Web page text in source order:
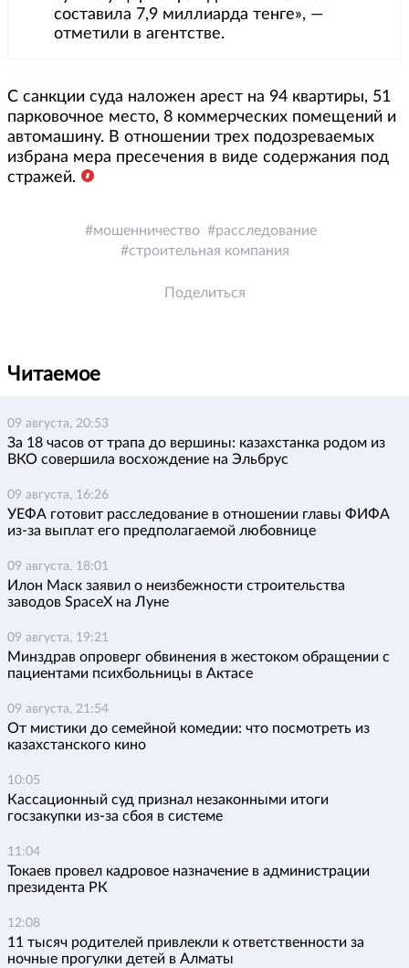
составила 7,9 миллиарда тенге», —
отметили в агентстве.
С санкции суда наложен арест на 94 квартиры, 51
парковочное место, 8 коммерческих помещений и
автомашину. В отношении трех подозреваемых
избрана мера пресечения в виде содержания под
стражей.
мошенничество
расследование
строительная компания
Поделиться
Читаемое
09 августа, 20:53
За 18 часов от трапа до вершины: казахстанка родом из
ВКО совершила восхождение на Эльбрус
09 августа, 16:26
УЕФА готовит расследование в отношении главы ФИФА
из-за выплат его предполагаемой любовнице
09 августа, 18:01
Илон Маск заявил о неизбежности строительства
заводов SpaceX на Луне
09 августа, 19:21
Минздрав опроверг обвинения в жестоком обращении с
пациентами психбольницы в Актасе
09 августа, 21:54
От мистики до семейной комедии: что посмотреть из
казахстанского кино
10:05
Кассационный суд признал незаконными итоги
госзакупки из-за сбоя в системе
11:04
Токаев провел кадровое назначение в администрации
президента РК
12:08
11 тысяч родителей привлекли к ответственности за
ночные прогулки детей в Алматы